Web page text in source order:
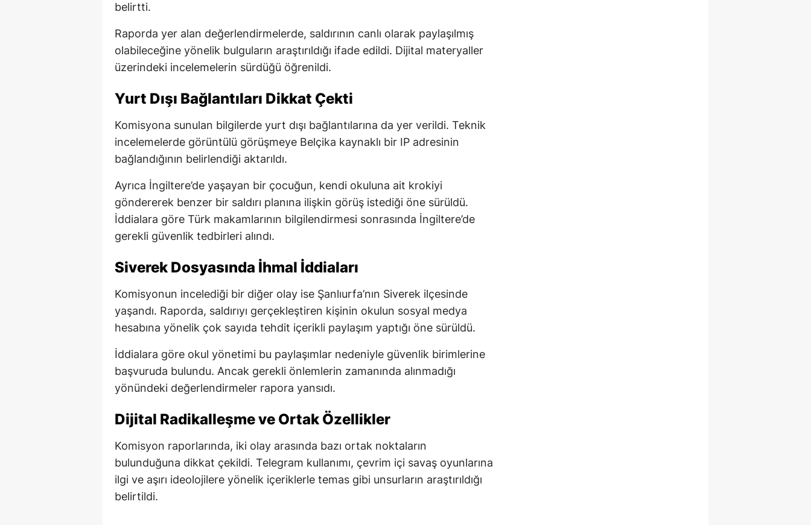
belirtti.
Raporda yer alan değerlendirmelerde, saldırının canlı olarak paylaşılmış
olabileceğine yönelik bulguların araştırıldığı ifade edildi. Dijital materyaller
üzerindeki incelemelerin sürdüğü öğrenildi.
Yurt Dışı Bağlantıları Dikkat Çekti
Komisyona sunulan bilgilerde yurt dışı bağlantılarına da yer verildi. Teknik
incelemelerde görüntülü görüşmeye Belçika kaynaklı bir IP adresinin
bağlandığının belirlendiği aktarıldı.
Ayrıca İngiltere’de yaşayan bir çocuğun, kendi okuluna ait krokiyi
göndererek benzer bir saldırı planına ilişkin görüş istediği öne sürüldü.
İddialara göre Türk makamlarının bilgilendirmesi sonrasında İngiltere’de
gerekli güvenlik tedbirleri alındı.
Siverek Dosyasında İhmal İddiaları
Komisyonun incelediği bir diğer olay ise Şanlıurfa’nın Siverek ilçesinde
yaşandı. Raporda, saldırıyı gerçekleştiren kişinin okulun sosyal medya
hesabına yönelik çok sayıda tehdit içerikli paylaşım yaptığı öne sürüldü.
İddialara göre okul yönetimi bu paylaşımlar nedeniyle güvenlik birimlerine
başvuruda bulundu. Ancak gerekli önlemlerin zamanında alınmadığı
yönündeki değerlendirmeler rapora yansıdı.
Dijital Radikalleşme ve Ortak Özellikler
Komisyon raporlarında, iki olay arasında bazı ortak noktaların
bulunduğuna dikkat çekildi. Telegram kullanımı, çevrim içi savaş oyunlarına
ilgi ve aşırı ideolojilere yönelik içeriklerle temas gibi unsurların araştırıldığı
belirtildi.